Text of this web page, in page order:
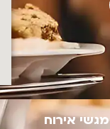
מגשי אירוח